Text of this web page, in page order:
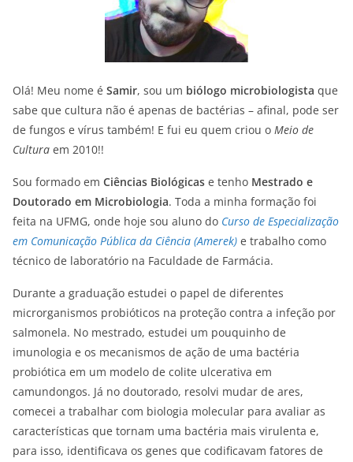
Olá! Meu nome é Samir, sou um biólogo microbiologista que
sabe que cultura não é apenas de bactérias – afinal, pode ser
de fungos e vírus também! E fui eu quem criou o Meio de
Cultura em 2010!!
Sou formado em Ciências Biológicas e tenho Mestrado e
Doutorado em Microbiologia. Toda a minha formação foi
feita na UFMG, onde hoje sou aluno do Curso de Especialização
em Comunicação Pública da Ciência (Amerek) e trabalho como
técnico de laboratório na Faculdade de Farmácia.
Durante a graduação estudei o papel de diferentes
microrganismos probióticos na proteção contra a infeção por
salmonela. No mestrado, estudei um pouquinho de
imunologia e os mecanismos de ação de uma bactéria
probiótica em um modelo de colite ulcerativa em
camundongos. Já no doutorado, resolvi mudar de ares,
comecei a trabalhar com biologia molecular para avaliar as
características que tornam uma bactéria mais virulenta e,
para isso, identificava os genes que codificavam fatores de